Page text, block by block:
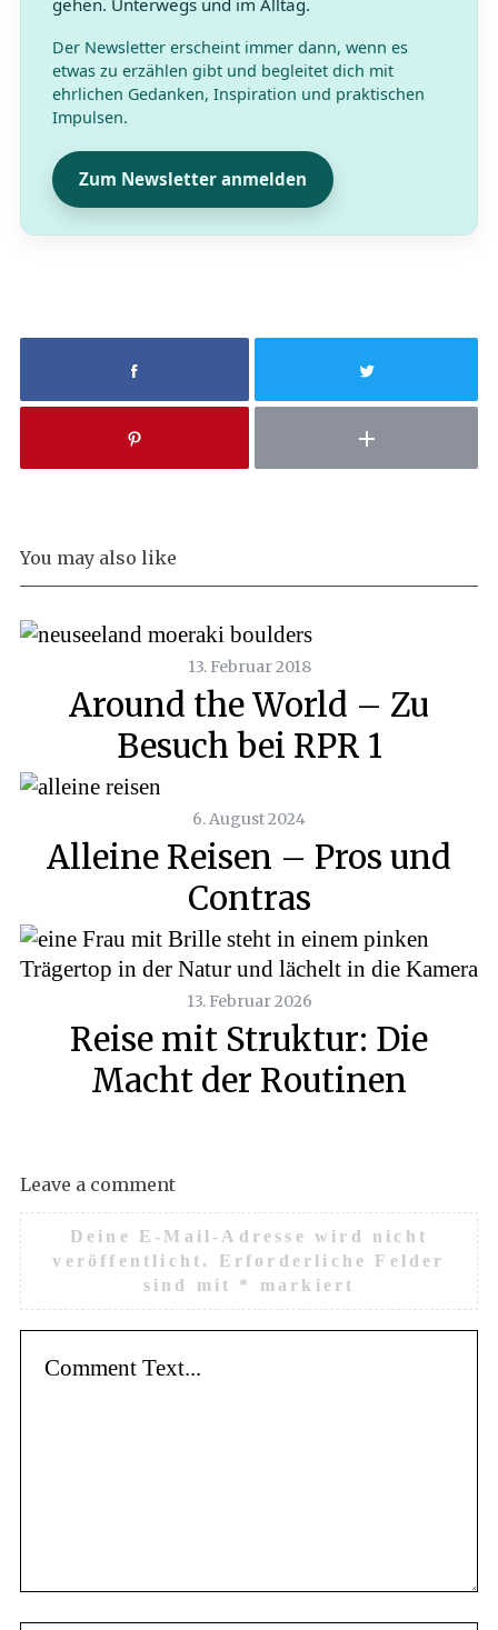
Der Newsletter erscheint immer dann, wenn es
etwas zu erzählen gibt und begleitet dich mit
ehrlichen Gedanken, Inspiration und praktischen
Impulsen.
Zum Newsletter anmelden
You may also like
13. Februar 2018
Around the World – Zu
Besuch bei RPR 1
6. August 2024
Alleine Reisen – Pros und
Contras
13. Februar 2026
Reise mit Struktur: Die
Macht der Routinen
Leave a comment
Deine E-Mail-Adresse wird nicht
veröffentlicht.
Erforderliche Felder
sind mit * markiert